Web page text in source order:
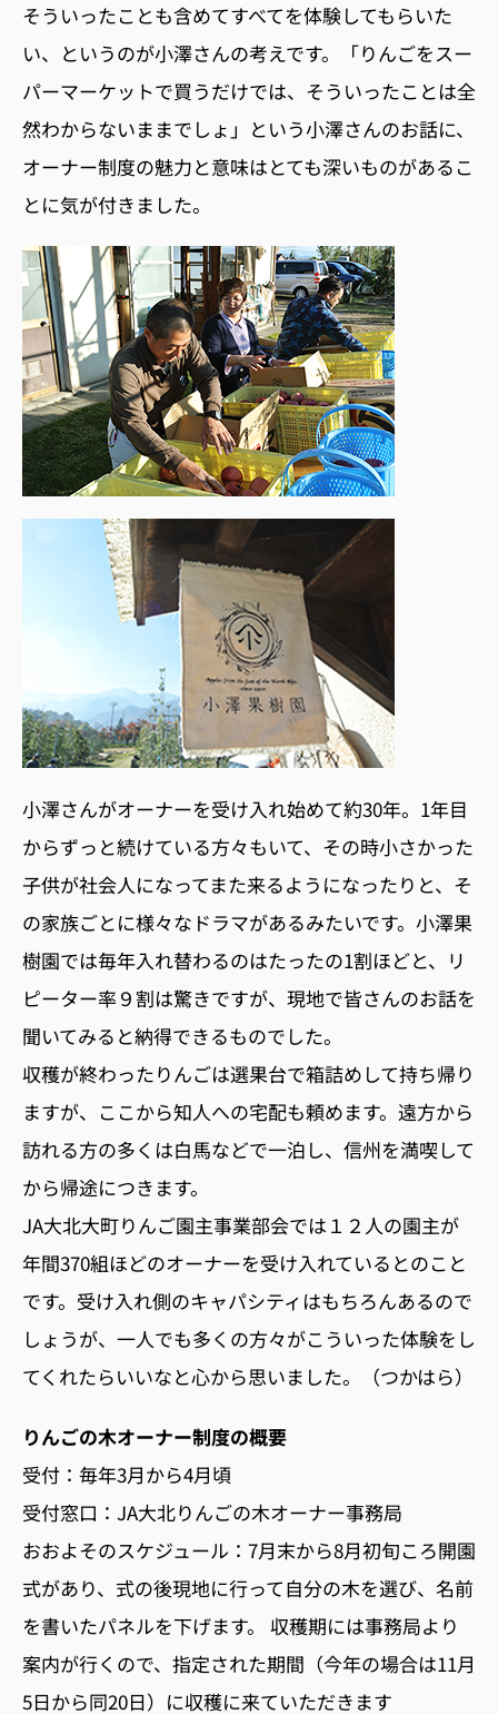
そういったことも含めてすべてを体験してもらいた
い、というのが小澤さんの考えです。「りんごをスー
パーマーケットで買うだけでは、そういったことは全
然わからないままでしょ」という小澤さんのお話に、
オーナー制度の魅力と意味はとても深いものがあるこ
とに気が付きました。
小澤さんがオーナーを受け入れ始めて約30年。1年目
からずっと続けている方々もいて、その時小さかった
子供が社会人になってまた来るようになったりと、そ
の家族ごとに様々なドラマがあるみたいです。小澤果
樹園では毎年入れ替わるのはたったの1割ほどと、リ
ピーター率９割は驚きですが、現地で皆さんのお話を
聞いてみると納得できるものでした。
収穫が終わったりんごは選果台で箱詰めして持ち帰り
ますが、ここから知人への宅配も頼めます。遠方から
訪れる方の多くは白馬などで一泊し、信州を満喫して
から帰途につきます。
JA大北大町りんご園主事業部会では１２人の園主が
年間370組ほどのオーナーを受け入れているとのこと
です。受け入れ側のキャパシティはもちろんあるので
しょうが、一人でも多くの方々がこういった体験をし
てくれたらいいなと心から思いました。（つかはら）
りんごの木オーナー制度の概要
受付：毎年3月から4月頃
受付窓口：JA大北りんごの木オーナー事務局
おおよそのスケジュール：7月末から8月初旬ころ開園
式があり、式の後現地に行って自分の木を選び、名前
を書いたパネルを下げます。 収穫期には事務局より
案内が行くので、指定された期間（今年の場合は11月
5日から同20日）に収穫に来ていただきます